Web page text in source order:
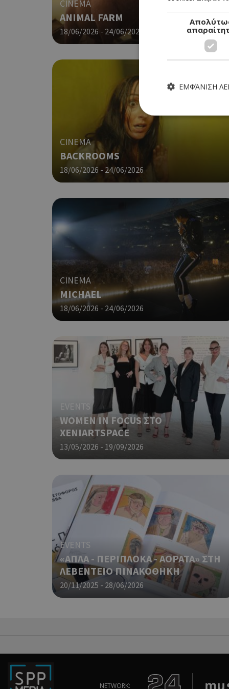
CINEMA
ANIMAL FARM
18/06/2026 - 24/06/2026
CINEMA
BACKROOMS
18/06/2026 - 24/06/2026
CINEMA
MICHAEL
18/06/2026 - 24/06/2026
EVENTS
WOMEN IN FOCUS ΣΤΟ
XENIARTSPACE
13/05/2026 - 19/09/2026
EVENTS
«ΑΠΛΑ - ΠΕΡΙΠΛΟΚΑ - ΑΟΡΑΤΑ» ΣΤΗ
ΛΕΒΕΝΤΕΙΟ ΠΙΝΑΚΟΘΗΚΗ
20/11/2025 - 28/06/2026
NETWORK:
ΕΜΦΆΝΙΣΗ
Τα απολύτως
ιστότοπος δεν μπορεί
Ονοματεπώνυμο
PHPSESSID
G_ENABLED_IDPS
takeOverCookie